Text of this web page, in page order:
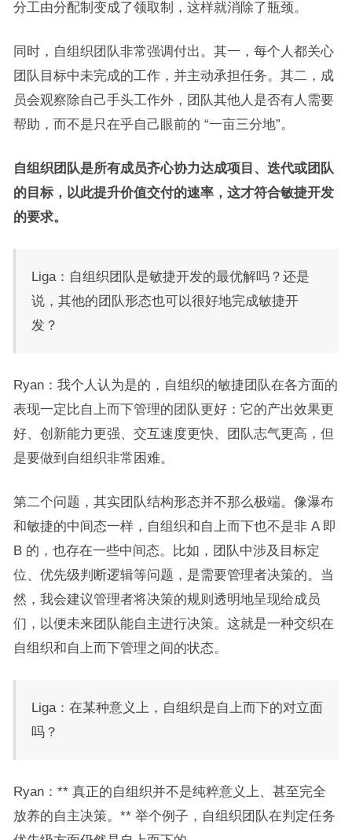
分工由分配制变成了领取制，这样就消除了瓶颈。
同时，自组织团队非常强调付出。其一，每个人都关心
团队目标中未完成的工作，并主动承担任务。其二，成
员会观察除自己手头工作外，团队其他人是否有人需要
帮助，而不是只在乎自己眼前的 “一亩三分地”。
自组织团队是所有成员齐心协力达成项目、迭代或团队
的目标，以此提升价值交付的速率，这才符合敏捷开发
的要求。
Liga：自组织团队是敏捷开发的最优解吗？还是
说，其他的团队形态也可以很好地完成敏捷开
发？
Ryan：我个人认为是的，自组织的敏捷团队在各方面的
表现一定比自上而下管理的团队更好：它的产出效果更
好、创新能力更强、交互速度更快、团队志气更高，但
是要做到自组织非常困难。
第二个问题，其实团队结构形态并不那么极端。像瀑布
和敏捷的中间态一样，自组织和自上而下也不是非 A 即
B 的，也存在一些中间态。比如，团队中涉及目标定
位、优先级判断逻辑等问题，是需要管理者决策的。当
然，我会建议管理者将决策的规则透明地呈现给成员
们，以便未来团队能自主进行决策。这就是一种交织在
自组织和自上而下管理之间的状态。
Liga：在某种意义上，自组织是自上而下的对立面
吗？
Ryan：** 真正的自组织并不是纯粹意义上、甚至完全
放养的自主决策。** 举个例子，自组织团队在判定任务